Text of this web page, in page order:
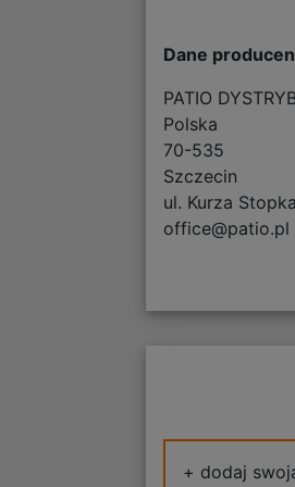
Dane
PATIO
Polska
70-535
Szczecin
ul. Kurza
office@patio.pl
+ dodaj